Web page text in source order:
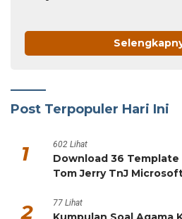
Post Terpopuler Hari Ini
1 602 Lihat
Download 36 Template
Tom Jerry TnJ
2 77 Lihat